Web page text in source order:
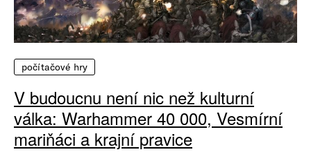
počítačové hry
V budoucnu není nic než kulturní
válka: Warhammer 40 000, Vesmírní
mariňáci a krajní pravice